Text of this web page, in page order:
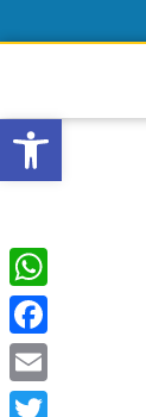
פתח
Email